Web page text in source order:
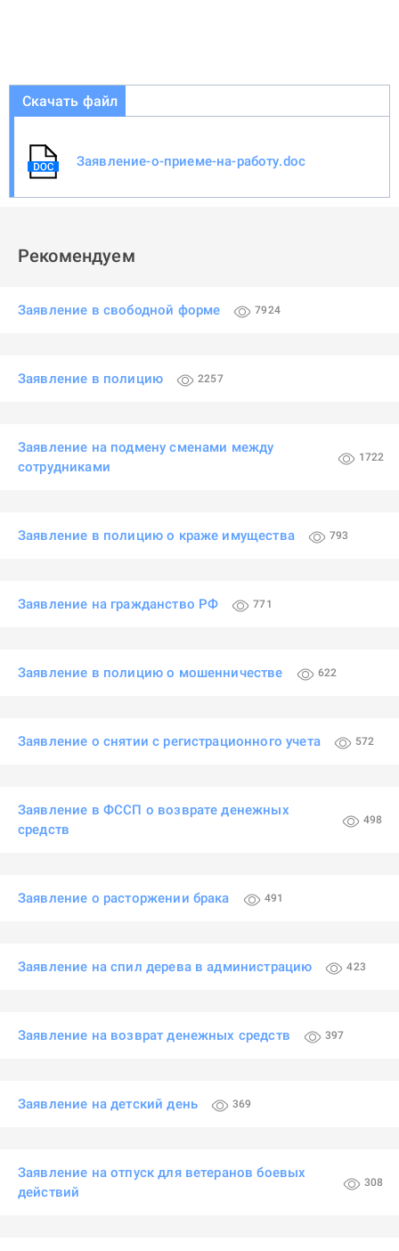
Скачать файл
Заявление-о-приеме-на-работу.doc
Рекомендуем
Заявление в свободной форме 7924
Заявление в полицию 2257
Заявление на подмену сменами между
сотрудниками
1722
Заявление в полицию о краже имущества 793
Заявление на гражданство РФ 771
Заявление в полицию о мошенничестве 622
Заявление о снятии с регистрационного учета 572
Заявление в ФССП о возврате денежных
средств
498
Заявление о расторжении брака 491
Заявление на спил дерева в администрацию 423
Заявление на возврат денежных средств 397
Заявление на детский день 369
Заявление на отпуск для ветеранов боевых
действий
308